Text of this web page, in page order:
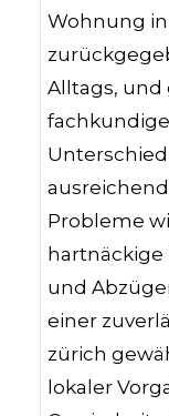
Wohnung
Alltags, und
Probleme
hartnäckige
und
einer
zürich
lokaler